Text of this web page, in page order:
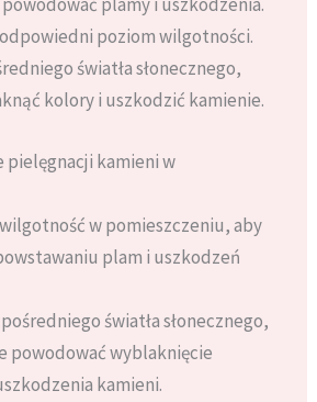
poziom wilgotności.
światła słonecznego,
kolory i uszkodzić kamienie.
pielęgnacji kamieni w
w pomieszczeniu, aby
plam i uszkodzeń
światła słonecznego,
powodować wyblaknięcie
kamieni.